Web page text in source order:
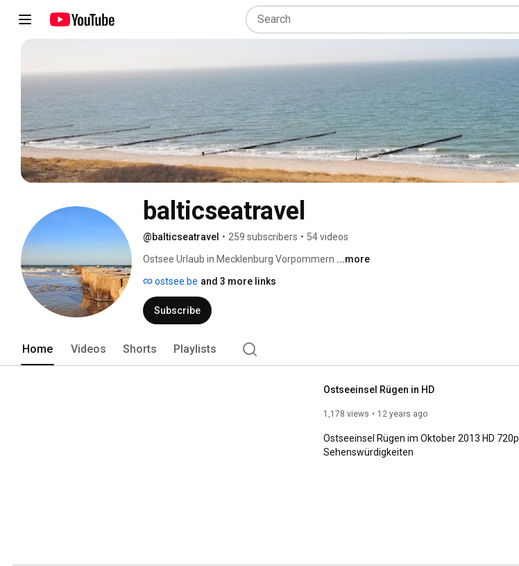
balticseatravel
@balticseatravel • 259 subscribers • 54 videos
Ostsee Urlaub in Mecklenburg Vorpommern ...more
ostsee.be and 3 more links
Subscribe
Home Videos Shorts Playlists
Ostseeinsel Rügen in HD
1,178 views 12 years ago
Ostseeinsel Rügen im Oktober 2013 HD 720p
Sehenswürdigkeiten